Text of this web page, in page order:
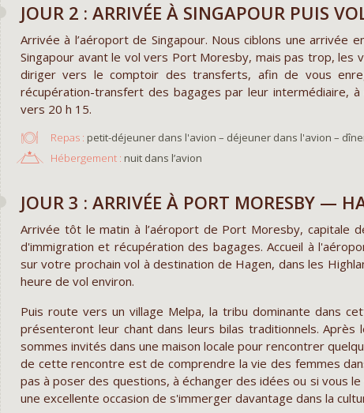
JOUR 2 : ARRIVÉE À SINGAPOUR PUIS
Arrivée à l’aéroport de Singapour. Nous ciblons une
Singapour avant le vol vers Port Moresby, mais pas trop, les
diriger vers le comptoir des transferts, afin de vous
récupération-transfert des bagages par leur intermédiaire,
vers 20 h 15.
Repas : petit-déjeuner dans l'avion – déjeuner dans l'avion –
Hébergement : nuit dans l’avion
JOUR 3 : ARRIVÉE À PORT MORESBY —
Arrivée tôt le matin à l’aéroport de Port Moresby, capitale
d'immigration et récupération des bagages. Accueil à
sur votre prochain vol à destination de Hagen, dans les
heure de vol environ.
Puis route vers un village Melpa, la tribu dominante dans
présenteront leur chant dans leurs bilas traditionnels.
sommes invités dans une maison locale pour rencontrer
de cette rencontre est de comprendre la vie des femmes
pas à poser des questions, à échanger des idées ou si vous
une excellente occasion de s'immerger davantage dans la